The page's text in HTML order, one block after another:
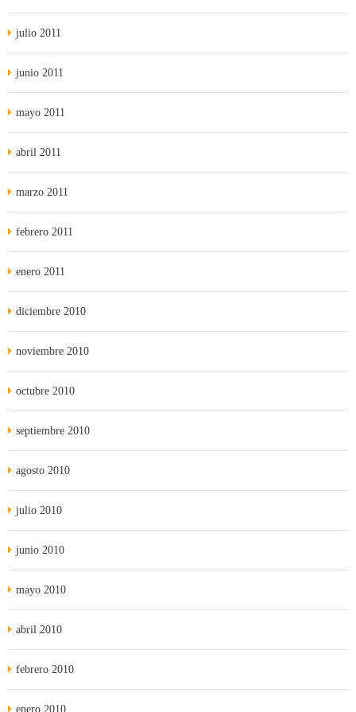
julio 2011
junio 2011
mayo 2011
abril 2011
marzo 2011
febrero 2011
enero 2011
diciembre 2010
noviembre 2010
octubre 2010
septiembre 2010
agosto 2010
julio 2010
junio 2010
mayo 2010
abril 2010
febrero 2010
enero 2010